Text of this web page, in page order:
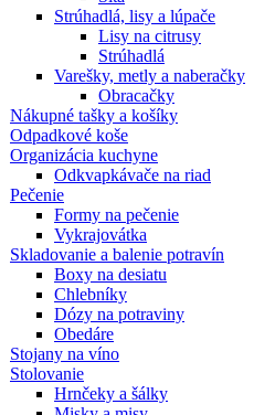
Strúhadlá, lisy a lúpače
Lisy na citrusy
Strúhadlá
Varešky, metly a naberačky
Obracačky
Nákupné tašky a košíky
Odpadkové koše
Organizácia kuchyne
Odkvapkávače na riad
Pečenie
Formy na pečenie
Vykrajovátka
Skladovanie a balenie potravín
Boxy na desiatu
Chlebníky
Dózy na potraviny
Obedáre
Stojany na víno
Stolovanie
Hrnčeky a šálky